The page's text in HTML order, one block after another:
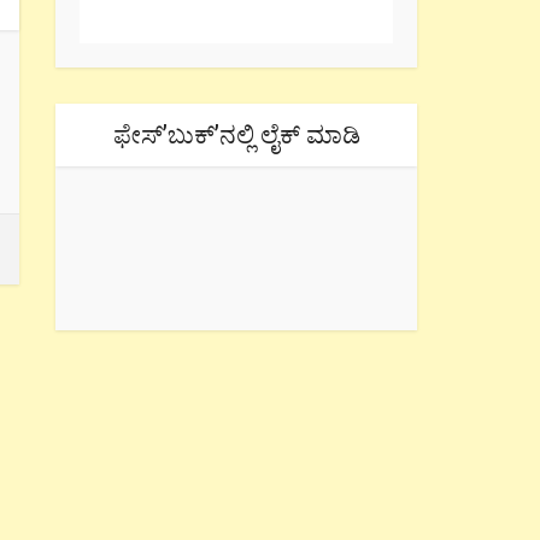
ಫೇಸ್’ಬುಕ್’ನಲ್ಲಿ ಲೈಕ್ ಮಾಡಿ